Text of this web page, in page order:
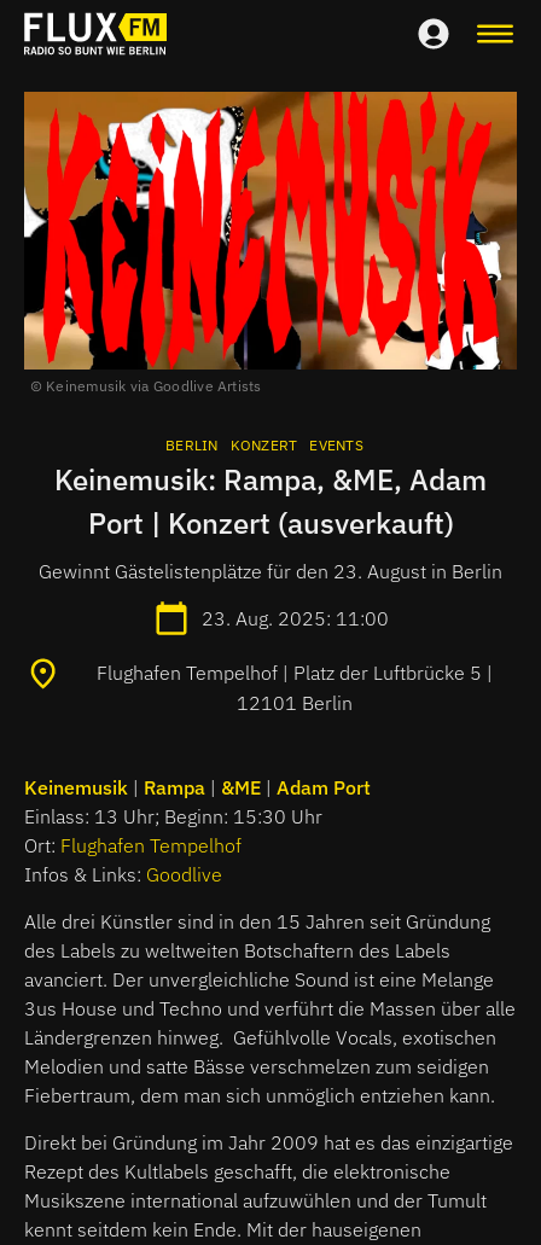
Keinemusik via Goodlive Artists
BERLIN KONZERT EVENTS
Keinemusik: Rampa, &ME, Adam
Port | Konzert (ausverkauft)
Gewinnt Gästelistenplätze für den 23. August in Berlin
23. Aug. 2025: 11:00
Flughafen Tempelhof | Platz der Luftbrücke 5 |
12101 Berlin
Keinemusik | Rampa | &ME | Adam Port
Einlass: 13 Uhr; Beginn: 15:30 Uhr
Ort: Flughafen Tempelhof
Infos & Links: Goodlive
Alle drei Künstler sind in den 15 Jahren seit Gründung
des Labels zu weltweiten Botschaftern des Labels
avanciert. Der unvergleichliche Sound ist eine Melange
3us House und Techno und verführt die Massen über alle
Ländergrenzen hinweg. Gefühlvolle Vocals, exotischen
Melodien und satte Bässe verschmelzen zum seidigen
Fiebertraum, dem man sich unmöglich entziehen kann.
Direkt bei Gründung im Jahr 2009 hat es das einzigartige
Rezept des Kultlabels geschafft, die elektronische
Musikszene international aufzuwühlen und der Tumult
kennt seitdem kein Ende. Mit der hauseigenen